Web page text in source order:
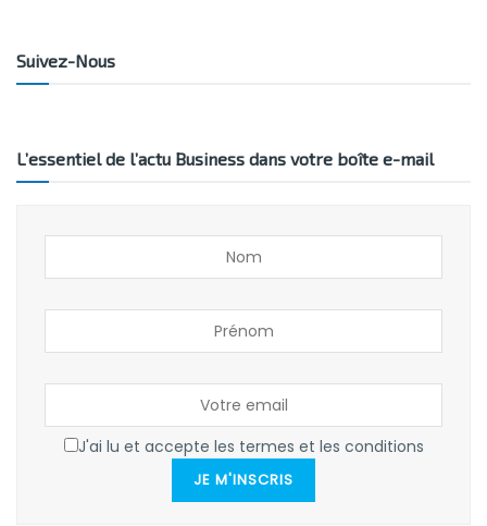
Suivez-Nous
L’essentiel de l’actu Business dans votre boîte e-mail
J'ai lu et accepte les termes et les conditions
JE M'INSCRIS